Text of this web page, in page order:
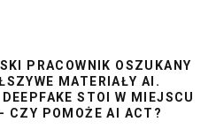
PRACOWNIK OSZUKANY
MATERIAŁY AI.
STOI W MIEJSCU
CZY POMOŻE AI ACT?